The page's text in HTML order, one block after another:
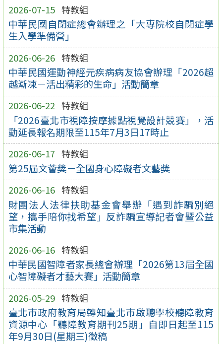
2026-07-15 特教組
中華民國自閉症總會辦理之「大專院校自閉症學
生入學準備營」
2026-06-26 特教組
中華民國運動神經元疾病病友協會辦理「2026超
越漸凍－活出精彩的生命」活動簡章
2026-06-22 特教組
「2026臺北市視障按摩據點視覺設計競賽」，活
動延長報名期限至115年7月3日17時止
2026-06-17 特教組
第25屆文薈獎－全國身心障礙者文藝獎
2026-06-16 特教組
財團法人法律扶助基金會舉辦「遇到詐騙別絕
望，攜手陪你找希望」反詐騙宣導記者會暨公益
市集活動
2026-06-16 特教組
中華民國智障者家長總會辦理「2026第13屆全國
心智障礙者才藝大賽」活動簡章
2026-05-29 特教組
臺北市政府教育局轉知臺北市啟聰學校聽障教育
資源中心「聽障教育期刊25期」自即日起至115
年9月30日(星期三)徵稿